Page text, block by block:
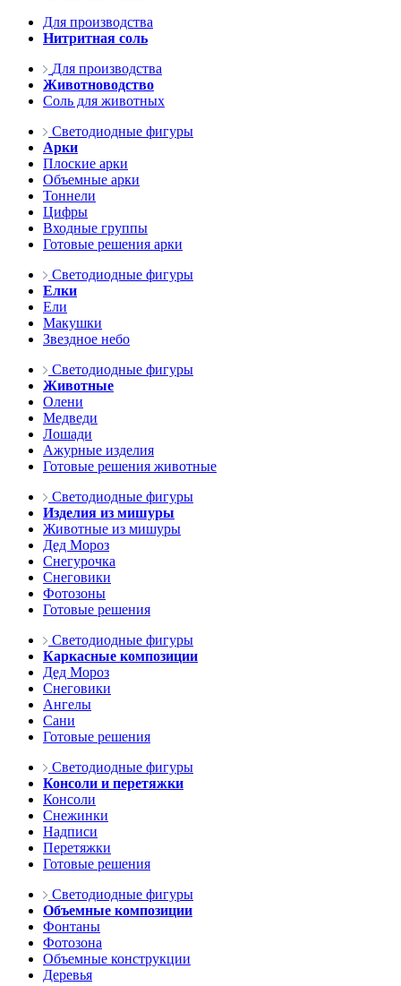
Для производства
Нитритная соль
Для производства
Животноводство
Соль для животных
Светодиодные фигуры
Арки
Плоские арки
Объемные арки
Тоннели
Цифры
Входные группы
Готовые решения арки
Светодиодные фигуры
Елки
Ели
Макушки
Звездное небо
Светодиодные фигуры
Животные
Олени
Медведи
Лошади
Ажурные изделия
Готовые решения животные
Светодиодные фигуры
Изделия из мишуры
Животные из мишуры
Дед Мороз
Снегурочка
Снеговики
Фотозоны
Готовые решения
Светодиодные фигуры
Каркасные композиции
Дед Мороз
Снеговики
Ангелы
Сани
Готовые решения
Светодиодные фигуры
Консоли и перетяжки
Консоли
Снежинки
Надписи
Перетяжки
Готовые решения
Светодиодные фигуры
Объемные композиции
Фонтаны
Фотозона
Объемные конструкции
Деревья